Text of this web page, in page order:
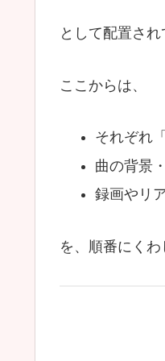
として配置され
ここからは、
それぞれ
曲の背景
録画やリ
を、順番にくわ